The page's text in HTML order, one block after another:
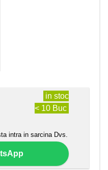
in stoc
< 10 Buc
intra in sarcina Dvs.